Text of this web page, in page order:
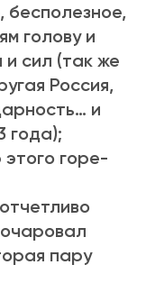
голову и
сил (так же
Россия,
и
года);
горе-
пару